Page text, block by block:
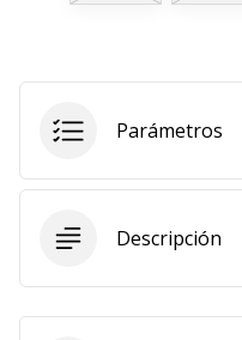
embajador
jugón?
¡Te
nuestro
equipo!
Parámetros
Descripción